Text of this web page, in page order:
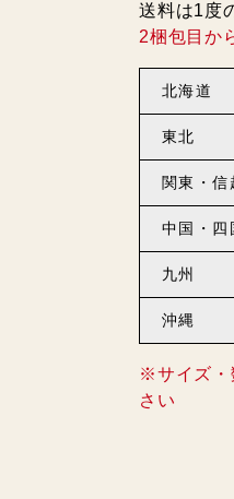
送料は1度
2梱包目か
北海道
東北
関東・信
中国・四
九州
沖縄
※サイズ・
さい